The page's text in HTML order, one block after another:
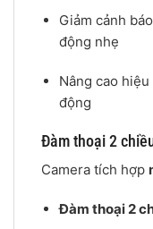
Giảm cảnh
động nhẹ
Nâng cao
động
Đàm thoại 2
Camera tích hợp
Đàm thoại 2